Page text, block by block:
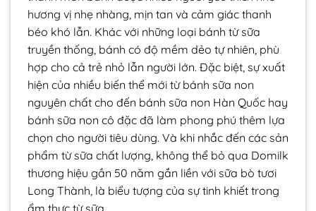
hương vị nhẹ nhàng, mịn tan và cảm giác thanh
béo khó lẫn. Khác với những loại bánh từ sữa
truyền thống, bánh có độ mềm dẻo tự nhiên, phù
hợp cho cả trẻ nhỏ lẫn người lớn. Đặc biệt, sự xuất
hiện của nhiều biến thể mới từ bánh sữa non
nguyên chất cho đến bánh sữa non Hàn Quốc hay
bánh sữa non cô đặc đã làm phong phú thêm lựa
chọn cho người tiêu dùng. Và khi nhắc đến các sản
phẩm từ sữa chất lượng, không thể bỏ qua Domilk
thương hiệu gần 50 năm gắn liền với sữa bò tươi
Long Thành, là biểu tượng của sự tinh khiết trong
ẩm thực từ sữa.